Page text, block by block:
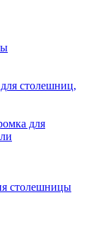
столешниц,
для
столешницы